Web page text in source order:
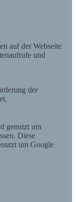
auf der Webseite
und
der
genutzt um
Diese
um Google